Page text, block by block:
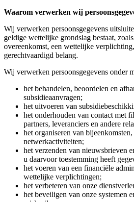
Waarom verwerken wij
Wij verwerken persoonsgegevens
geldige wettelijke grondslag bestaat,
overeenkomst, een wettelijke
gerechtvaardigd belang.
Wij verwerken persoonsgegevens onder
het behandelen, beoordelen en
subsidieaanvragen;
het uitvoeren van
het onderhouden van contact met
partners, leveranciers en andere
het organiseren van bijeenkomsten,
netwerkactiviteiten;
het verzenden van nieuwsbrieven
u daarvoor toestemming heeft
het voeren van een financiële
wettelijke verplichtingen;
het verbeteren van onze
het beveiligen van onze systemen